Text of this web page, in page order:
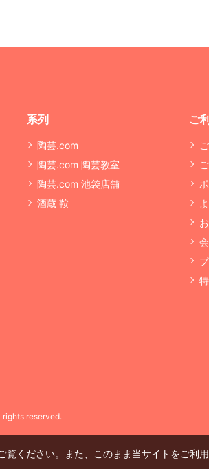
系列
陶芸.com
陶芸.com 陶芸教室
陶芸.com 池袋店舗
酒蔵 鞍
ご
reserved.
覧ください。また、このまま当サイトをご利